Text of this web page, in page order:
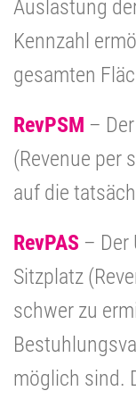
Auslastung
Kennzahl
gesamten
RevPSM –
(Revenue per
auf die
RevPAS – Der
Sitzplatz
schwer zu
möglich sind.